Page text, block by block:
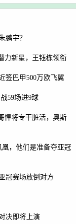
鹏宇？
力新星，王钰栋领衔
签巴甲500万欧飞翼
59场进9球
悍将专干脏活，奥斯
，他们是准备夺亚冠
冠赛场放倒对方
决即将上演